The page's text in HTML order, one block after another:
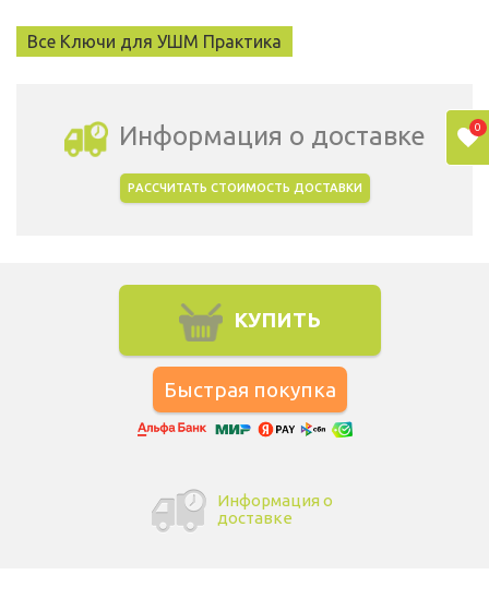
Все Ключи для УШМ Практика
Информация о доставке
РАССЧИТАТЬ СТОИМОСТЬ ДОСТАВКИ
КУПИТЬ
Информация о
доставке
0